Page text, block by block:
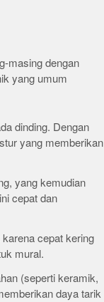
masing dengan
yang umum
dinding. Dengan
yang memberikan
yang kemudian
cepat dan
cepat kering
mural.
(seperti keramik,
daya tarik